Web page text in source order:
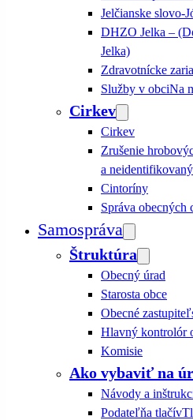
Jelčianske slovo-
DHZO Jelka –
Jelka)
Zdravotnícke
Služby v obciNa
Cirkev
Cirkev
Zrušenie
a
Cintoríny
Správa obecných
Samospráva
Štruktúra
Obecný úrad
Starosta obce
Obecné
Hlavný kontrolór
Komisie
Ako vybaviť na
Návody a
Podateľňa tlačív